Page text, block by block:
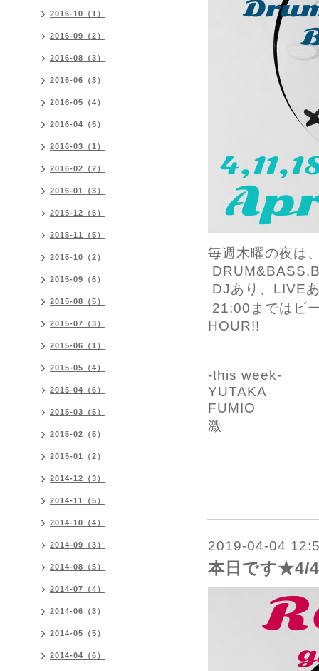
毎週木曜の夜は
DJあり、LIVE
21:00まではビ
HOUR!!
-this week-
YUTAKA
FUMIO
激
2019-04-04
本日です★4/
2016-10（1）
2016-09（2）
2016-08（3）
2016-06（3）
2016-05（4）
2016-04（5）
2016-03（1）
2016-02（2）
2016-01（3）
2015-12（6）
2015-11（5）
2015-10（2）
2015-09（6）
2015-08（5）
2015-07（3）
2015-06（1）
2015-05（4）
2015-04（6）
2015-03（5）
2015-02（5）
2015-01（2）
2014-12（3）
2014-11（5）
2014-10（4）
2014-09（3）
2014-08（5）
2014-07（4）
2014-06（3）
2014-05（5）
2014-04（6）